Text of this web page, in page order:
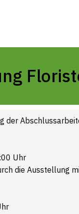
der
Uhr
die Ausstellung